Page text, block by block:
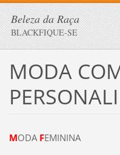
Beleza da Raça
BLACKFIQUE-SE
MODA
MODA FEMININA